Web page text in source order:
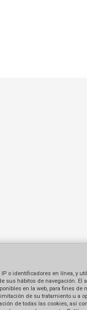
o identificadores en línea, y
sus hábitos de navegación.
en la web, para fines
de su tratamiento u a
de todas las cookies, así